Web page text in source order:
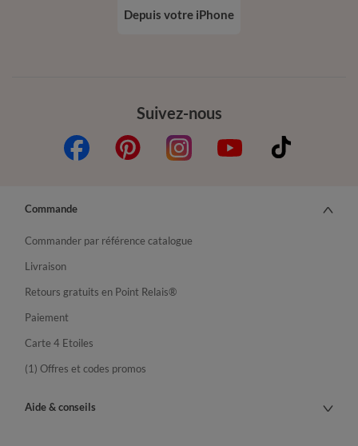
Suivez-nous
Depuis votre iPhone
Commande
Commander par référence catalogue
Livraison
Retours gratuits en Point Relais®
Paiement
Carte 4 Etoiles
(1) Offres et codes promos
Aide & conseils